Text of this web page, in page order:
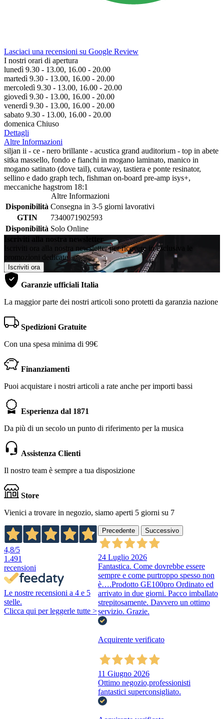
Lasciaci una recensioni su Google Review
I nostri orari di apertura
lunedì 9.30 - 13.00, 16.00 - 20.00
martedì 9.30 - 13.00, 16.00 - 20.00
mercoledì 9.30 - 13.00, 16.00 - 20.00
giovedì 9.30 - 13.00, 16.00 - 20.00
venerdì 9.30 - 13.00, 16.00 - 20.00
sabato 9.30 - 13.00, 16.00 - 20.00
domenica Chiuso
Dettagli
Altre Informazioni
siljan ii - ce - nero brillante - acustica grand auditorium - top in abete
sitka massello, fondo e fianchi in mogano laminato, manico in
mogano satinato (dove tail), cutaway, tastiera e ponte resinator,
sellino e dado graph tech, fishman on-board pre-amp isys+,
meccaniche hagstrom 18:1
Altre Informazioni
Disponibilità Consegna in 3-5 giorni lavorativi
GTIN
7340071902593
Disponibilità Solo Online
Iscriviti alla nostra newsletter
Iscriviti ora alla nostra newsletter per ricevere in esclusiva le
promozioni dedicate
Iscriviti ora
Garanzie ufficiali Italia
La maggior parte dei nostri articoli sono protetti da garanzia nazione
Spedizioni Gratuite
Con una spesa minima di 99€
Finanziamenti
Puoi acquistare i nostri articoli a rate anche per importi bassi
Esperienza dal 1871
Da più di un secolo un punto di riferimento per la musica
Assistenza Clienti
Il nostro team è sempre a tua disposizione
Store
Vienici a trovare in negozio, siamo aperti 5 giorni su 7
4,8/5
1.491
recensioni
Le nostre recensioni a 4 e 5
stelle.
Clicca qui per leggerle tutte >
Precedente Successivo
24 Luglio 2026
Fantastica. Come dovrebbe essere
sempre e come purtroppo spesso non
è….Prodotto GE100pro Ordinato ed
arrivato in due giorni. Pacco imballato
strepitosamente. Davvero un ottimo
servizio. Grazie.
Acquirente verificato
11 Giugno 2026
Ottimo negozio,professionisti
fantastici superconsigliato.